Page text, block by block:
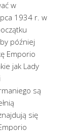
w
1934 r. w
później
Emporio
jak Lady
są
się